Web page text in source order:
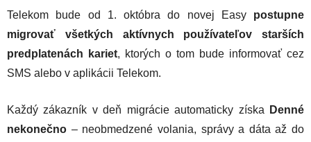
Telekom bude od 1. októbra do novej Easy postupne
migrovať všetkých aktívnych používateľov starších
predplatenách kariet, ktorých o tom bude informovať cez
SMS alebo v aplikácii Telekom.
Každý zákazník v deň migrácie automaticky získa
Denné
nekonečno – neobmedzené volania, správy a dáta až do